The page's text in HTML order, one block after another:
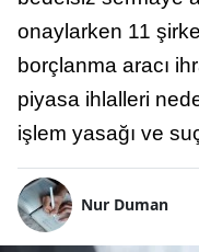
onaylarken 11
borçlanma aracı
piyasa ihlalleri
işlem yasağı ve
Nur Duman